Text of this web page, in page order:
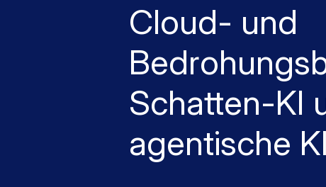
Cloud- und
Schatten-KI
agentische